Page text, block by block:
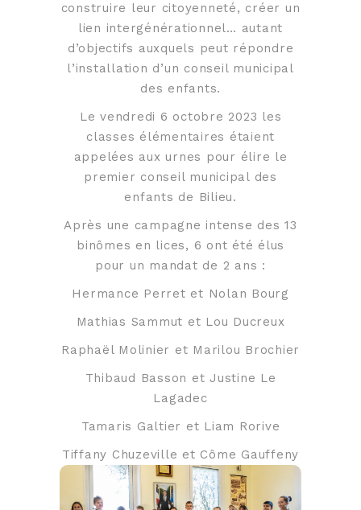
construire leur citoyenneté, créer un
lien intergénérationnel… autant
d’objectifs auxquels peut répondre
l’installation d’un conseil municipal
des enfants.
Le vendredi 6 octobre 2023 les
classes élémentaires étaient
appelées aux urnes pour élire le
premier conseil municipal des
enfants de Bilieu.
Après une campagne intense des 13
binômes en lices, 6 ont été élus
pour un mandat de 2 ans :
Hermance Perret et Nolan Bourg
Mathias Sammut et Lou Ducreux
Raphaël Molinier et Marilou Brochier
Thibaud Basson et Justine Le
Lagadec
Tamaris Galtier et Liam Rorive
Tiffany Chuzeville et Côme Gauffeny